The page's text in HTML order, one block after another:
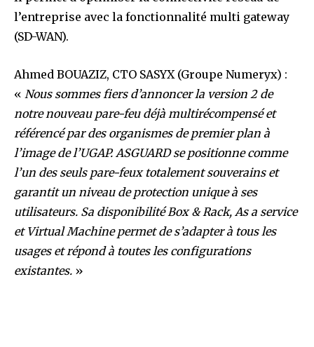
l’entreprise avec la fonctionnalité multi gateway
(SD-WAN).
Ahmed BOUAZIZ, CTO SASYX (Groupe Numeryx) :
« Nous sommes fiers d’annoncer la version 2 de
notre nouveau pare-feu déjà multirécompensé et
référencé par des organismes de premier plan à
l’image de l’UGAP. ASGUARD se positionne comme
l’un des seuls pare-feux totalement souverains et
garantit un niveau de protection unique à ses
utilisateurs. Sa disponibilité Box & Rack, As a service
et Virtual Machine permet de s’adapter à tous les
usages et répond à toutes les configurations
existantes. »